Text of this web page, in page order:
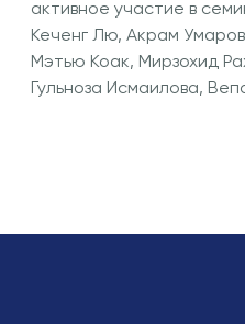
активное участие в
Кеченг Лю, Акрам
Мэтью Коак, Мирзохид
Гульноза Исмаилова,